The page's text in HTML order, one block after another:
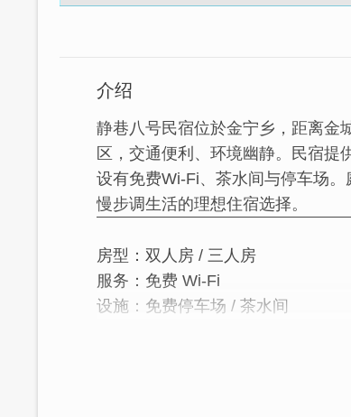
介绍
静巷八号民宿位於金宁乡，距离金
区，交通便利、环境幽静。民宿提
设有免费Wi-Fi、茶水间与停车场
慢步调生活的理想住宿选择。
房型：双人房 / 三人房
服务：免费 Wi-Fi
设施：免费停车场 / 茶水间
「金门民宿‧静巷八号民宿」座落